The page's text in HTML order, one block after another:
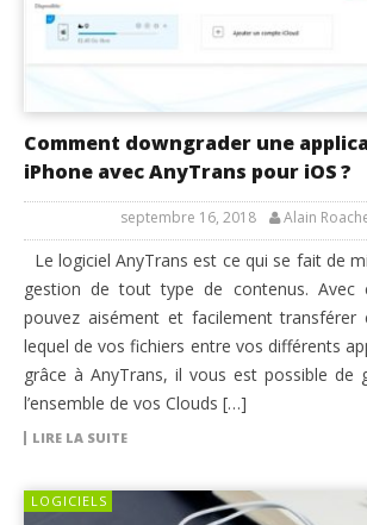
Comment downgrader une
iPhone avec AnyTrans pour iOS ?
septembre 16, 2018 Alain
Le logiciel AnyTrans est ce qui se fait de
gestion de tout type de contenus. Avec
pouvez aisément et facilement transférer
lequel de vos fichiers entre vos différents
grâce à AnyTrans, il vous est possible de
l’ensemble de vos Clouds […]
LIRE LA SUITE
LOGICIELS